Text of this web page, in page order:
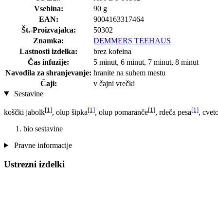
Vsebina:
90 g
EAN:
9004163317464
Št.-Proizvajalca:
50302
Znamka:
DEMMERS TEEHAUS
Lastnosti izdelka:
brez kofeina
Čas infuzije:
5 minut, 6 minut, 7 minut, 8 minut
Navodila za shranjevanje: hranite na suhem mestu
Čaji:
v čajni vrečki
Sestavine
koščki jabolk[1], olup šipka[1], olup pomaranče[1], rdeča pesa[1],
bio sestavine
Pravne informacije
Ustrezni izdelki